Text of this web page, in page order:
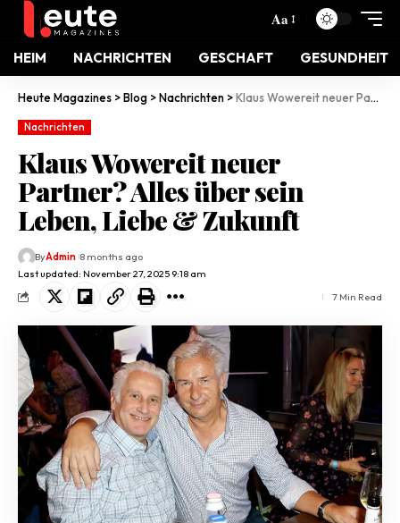
Aa
HEIM NACHRICHTEN GESCHAFT GESUNDHEIT
Heute Magazines >Blog >Nachrichten >Klaus Wowereit neuer Partner? Alles über sein Leben, Liebe & Zukunft
Nachrichten
Klaus Wowereit neuer
Partner? Alles über sein
Leben, Liebe & Zukunft
Last updated: November 27, 2025 9:18 am
ByAdmin 8 months ago
7 Min Read